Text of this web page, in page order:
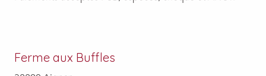
Ferme aux Buffles